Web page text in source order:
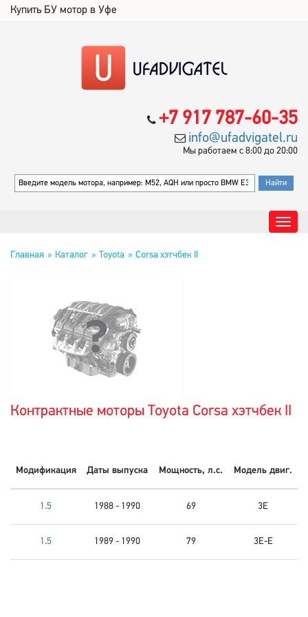
Купить БУ мотор в Уфе
+7 917 787-60-35
info@ufadvigatel.ru
Мы работаем с 8:00 до 20:00
Главная Каталог Toyota Corsa хэтчбек II
Контрактные моторы Toyota Corsa хэтчбек II
Модификация Даты выпуска Мощность, л.с. Модель двиг.
1.5 1988 - 1990 69 3E
1.5 1989 - 1990 79 3E-E